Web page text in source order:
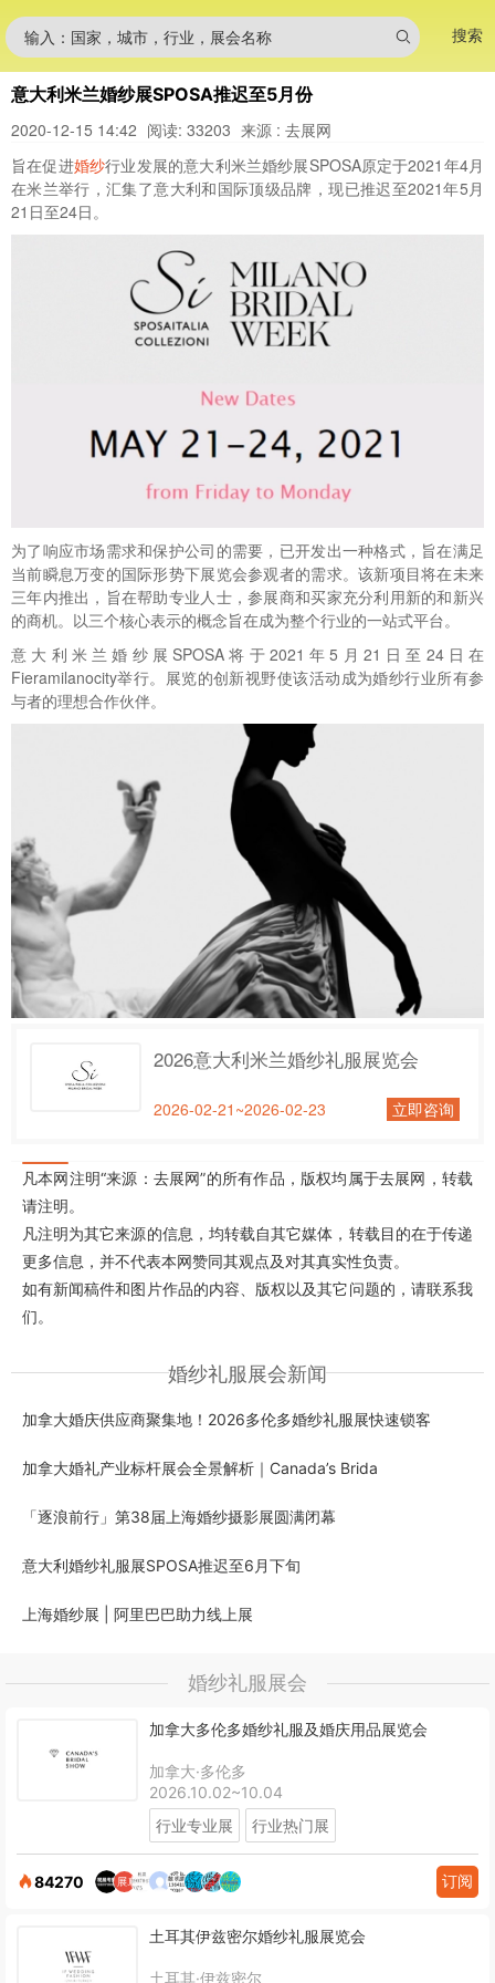
输入：国家，城市，行业，展会名称 搜索
意大利米兰婚纱展SPOSA推迟至5月份
2020-12-15 14:42 阅读: 33203 来源 : 去展网
旨在促进婚纱行业发展的意大利米兰婚纱展SPOSA原定于2021年4月
在米兰举行，汇集了意大利和国际顶级品牌，现已推迟至2021年5月
21日至24日。
为了响应市场需求和保护公司的需要，已开发出一种格式，旨在满足
当前瞬息万变的国际形势下展览会参观者的需求。该新项目将在未来
三年内推出，旨在帮助专业人士，参展商和买家充分利用新的和新兴
的商机。以三个核心表示的概念旨在成为整个行业的一站式平台。
意大利米兰婚纱展SPOSA将于2021年5月21日至24日在
Fieramilanocity举行。展览的创新视野使该活动成为婚纱行业所有参
与者的理想合作伙伴。
2026意大利米兰婚纱礼服展览会
2026-02-21~2026-02-23 立即咨询
凡本网注明“来源：去展网”的所有作品，版权均属于去展网，转载
请注明。
凡注明为其它来源的信息，均转载自其它媒体，转载目的在于传递
更多信息，并不代表本网赞同其观点及对其真实性负责。
如有新闻稿件和图片作品的内容、版权以及其它问题的，请联系我
们。
婚纱礼服展会新闻
加拿大婚庆供应商聚集地！2026多伦多婚纱礼服展快速锁客
加拿大婚礼产业标杆展会全景解析｜Canada’s Brida
「逐浪前行」第38届上海婚纱摄影展圆满闭幕
意大利婚纱礼服展SPOSA推迟至6月下旬
上海婚纱展 | 阿里巴巴助力线上展
婚纱礼服展会
加拿大多伦多婚纱礼服及婚庆用品展览会
加拿大·多伦多
2026.10.02~10.04
行业专业展
行业热门展
84270 订阅
土耳其伊兹密尔婚纱礼服展览会
土耳其·伊兹密尔